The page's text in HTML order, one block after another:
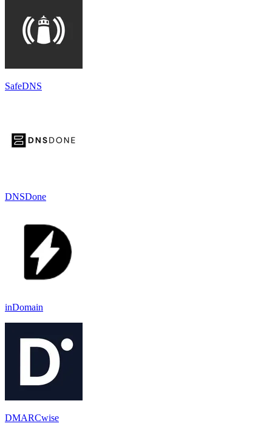
SafeDNS
DNSDone
inDomain
DMARCwise